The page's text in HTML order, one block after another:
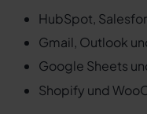
HubSpot,
Gmail, Outlook
Google Sheets
Shopify und